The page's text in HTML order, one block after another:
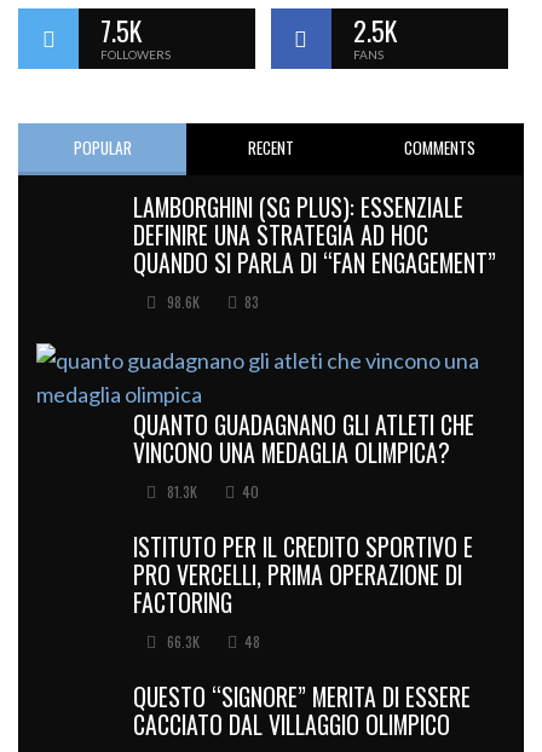
7.5K
FOLLOWERS
2.5K
FANS
POPULAR RECENT COMMENTS
LAMBORGHINI (SG PLUS): ESSENZIALE
DEFINIRE UNA STRATEGIA AD HOC
QUANDO SI PARLA DI “FAN ENGAGEMENT”
98.6K 83
QUANTO GUADAGNANO GLI ATLETI CHE
VINCONO UNA MEDAGLIA OLIMPICA?
81.3K 40
ISTITUTO PER IL CREDITO SPORTIVO E
PRO VERCELLI, PRIMA OPERAZIONE DI
FACTORING
66.3K 48
QUESTO “SIGNORE” MERITA DI ESSERE
CACCIATO DAL VILLAGGIO OLIMPICO